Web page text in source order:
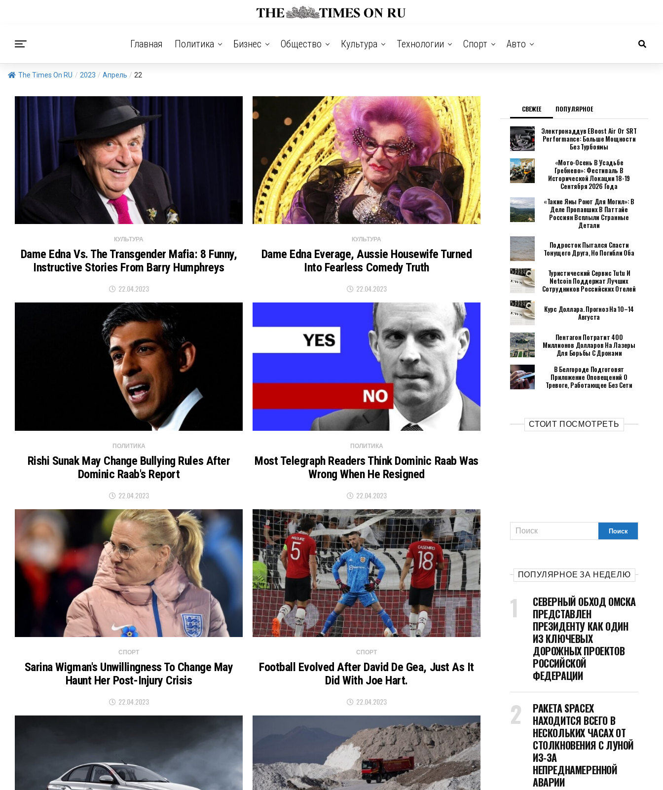
Главная Политика Бизнес Общество Культура Технологии Спорт Авто
The Times On RU / 2023 / Апрель / 22
КУЛЬТУРА
Dame Edna Vs. The Transgender Mafia: 8 Funny,
Instructive Stories From Barry Humphreys
22.04.2023
КУЛЬТУРА
Dame Edna Everage, Aussie Housewife Turned
Into Fearless Comedy Truth
22.04.2023
ПОЛИТИКА
Rishi Sunak May Change Bullying Rules After
Dominic Raab's Report
22.04.2023
ПОЛИТИКА
Most Telegraph Readers Think Dominic Raab Was
Wrong When He Resigned
22.04.2023
СПОРТ
Sarina Wigman's Unwillingness To Change May
Haunt Her Post-Injury Crisis
22.04.2023
СПОРТ
Football Evolved After David De Gea, Just As It
Did With Joe Hart.
22.04.2023
СВЕЖЕЕ ПОПУЛЯРНОЕ
Электронаддув EBoost Air От SRT
Performance: Больше Мощности
Без Турбоямы
«Мото-Осень В Усадьбе
Гребнево»: Фестиваль В
Исторической Локации 18-19
Сентября 2026 Года
«Такие Ямы Роют Для Могил»: В
Деле Пропавших В Паттайе
Россиян Всплыли Странные
Детали
Подросток Пытался Спасти
Тонущего Друга, Но Погибли Оба
Туристический Сервис Tutu И
Netcoin Поддержат Лучших
Сотрудников Российских Отелей
Курс Доллара. Прогноз На 10–14
Августа
Пентагон Потратит 400
Миллионов Долларов На Лазеры
Для Борьбы С Дронами
В Белгороде Подготовят
Приложение Оповещений О
Тревоге, Работающее Без Сети
СТОИТ ПОСМОТРЕТЬ
ПОПУЛЯРНОЕ ЗА НЕДЕЛЮ
СЕВЕРНЫЙ ОБХОД ОМСКА
ПРЕДСТАВЛЕН
ПРЕЗИДЕНТУ КАК ОДИН
ИЗ КЛЮЧЕВЫХ
ДОРОЖНЫХ ПРОЕКТОВ
РОССИЙСКОЙ
ФЕДЕРАЦИИ
РАКЕТА SPACEX
НАХОДИТСЯ ВСЕГО В
НЕСКОЛЬКИХ ЧАСАХ ОТ
СТОЛКНОВЕНИЯ С ЛУНОЙ
ИЗ-ЗА
НЕПРЕДНАМЕРЕННОЙ
АВАРИИ